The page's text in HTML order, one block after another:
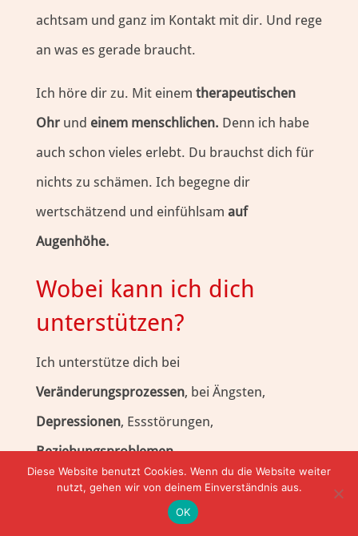
achtsam und ganz im Kontakt mit dir. Und rege
an was es gerade braucht.
Ich höre dir zu. Mit einem therapeutischen
Ohrund einem menschlichen. Denn ich habe
auch schon vieles erlebt. Du brauchst dich für
nichts zu schämen. Ich begegne dir
wertschätzend und einfühlsam auf
Augenhöhe.
Wobei kann ich dich
unterstützen?
Ich unterstütze dich bei
Veränderungsprozessen, bei Ängsten,
Depressionen, Essstörungen,
Beziehungsproblemen,
Körperakzeptanzstörungen,
körperlichen
Diese Website benutzt Cookies. Wenn du die Website weiter
nutzt, gehen wir von deinem Einverständnis aus.
OK